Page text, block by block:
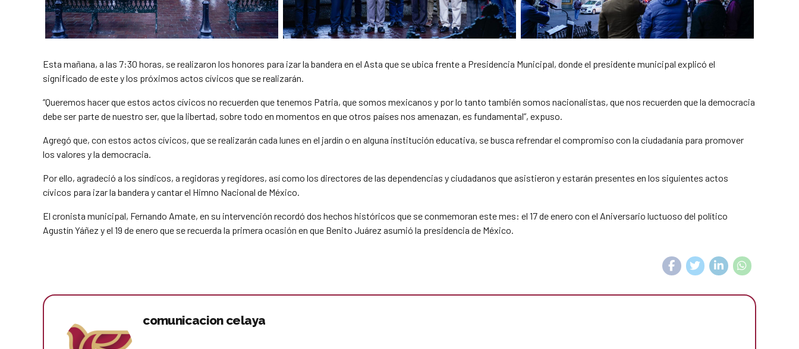
Esta mañana, a las 7:30 horas, se realizaron los honores para izar la bandera en el Asta que se ubica frente a Presidencia Municipal, donde el presidente municipal explicó el
significado de este y los próximos actos cívicos que se realizarán.
“Queremos hacer que estos actos cívicos no recuerden que tenemos Patria, que somos mexicanos y por lo tanto también somos nacionalistas, que nos recuerden que la democracia
debe ser parte de nuestro ser, que la libertad, sobre todo en momentos en que otros países nos amenazan, es fundamental”, expuso.
Agregó que, con estos actos cívicos, que se realizarán cada lunes en el jardín o en alguna institución educativa, se busca refrendar el compromiso con la ciudadanía para promover
los valores y la democracia.
Por ello, agradeció a los síndicos, a regidoras y regidores, así como los directores de las dependencias y ciudadanos que asistieron y estarán presentes en los siguientes actos
cívicos para izar la bandera y cantar el Himno Nacional de México.
El cronista municipal, Fernando Amate, en su intervención recordó dos hechos históricos que se conmemoran este mes: el 17 de enero con el Aniversario luctuoso del político
Agustín Yáñez y el 19 de enero que se recuerda la primera ocasión en que Benito Juárez asumió la presidencia de México.
comunicacion celaya